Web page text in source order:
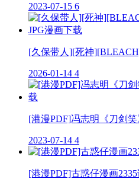
2023-07-15 6
[久保带人][死神
2026-01-14 4
[港漫PDF]冯志明《刀剑
2023-07-14 4
[港漫PDF]古惑仔漫画